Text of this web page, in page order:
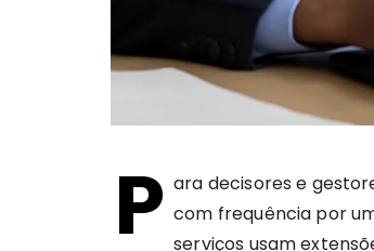
P ara decisores e
com frequência por
serviços usam